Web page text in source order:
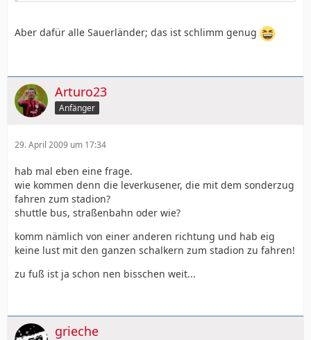
Aber dafür alle Sauerländer; das ist schlimm genug
Arturo23
Anfänger
29. April 2009 um 17:34
hab mal eben eine frage.
wie kommen denn die leverkusener, die mit dem sonderzug
fahren zum stadion?
shuttle bus, straßenbahn oder wie?
komm nämlich von einer anderen richtung und hab eig
keine lust mit den ganzen schalkern zum stadion zu fahren!
zu fuß ist ja schon nen bisschen weit...
grieche